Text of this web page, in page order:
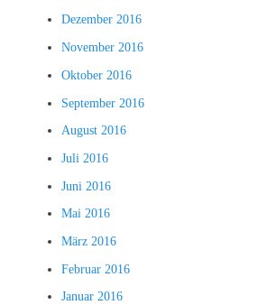
Dezember 2016
November 2016
Oktober 2016
September 2016
August 2016
Juli 2016
Juni 2016
Mai 2016
März 2016
Februar 2016
Januar 2016